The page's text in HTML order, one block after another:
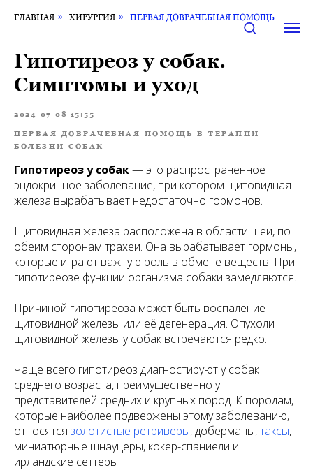
ГЛАВНАЯ » ХИРУРГИЯ » ПЕРВАЯ ДОВРАЧЕБНАЯ ПОМОЩЬ
Гипотиреоз у собак.
Симптомы и уход
2024-07-08 15:55
ПЕРВАЯ ДОВРАЧЕБНАЯ ПОМОЩЬ В ТЕРАПИИ
БОЛЕЗНИ СОБАК
Гипотиреоз у собак— это распространённое
эндокринное заболевание, при котором щитовидная
железа вырабатывает недостаточно гормонов.
Щитовидная железа расположена в области шеи, по
обеим сторонам трахеи. Она вырабатывает гормоны,
которые играют важную роль в обмене веществ. При
гипотиреозе функции организма собаки замедляются.
Причиной гипотиреоза может быть воспаление
щитовидной железы или её дегенерация. Опухоли
щитовидной железы у собак встречаются редко.
Чаще всего гипотиреоз диагностируют у собак
среднего возраста, преимущественно у
представителей средних и крупных пород. К породам,
которые наиболее подвержены этому заболеванию,
относятся золотистые ретриверы, доберманы,таксы,
миниатюрные шнауцеры, кокер-спаниели и
ирландские сеттеры.